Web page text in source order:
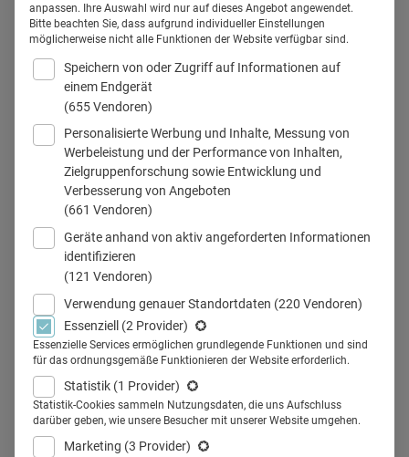
© iStock.com/Image Source
Teilen
Vor über einem Jahr trat das
Antikorruptionsgesetz in Kraft,
und mit ihm kam die
Verunsicherung, was die Industrie
anpassen. Ihre Auswahl wird nur auf dieses Angebot angewendet.
Bitte beachten Sie, dass aufgrund individueller Einstellungen
möglicherweise nicht alle Funktionen der Website verfügbar sind.
Speichern von oder Zugriff auf Informationen auf
einem Endgerät
(655 Vendoren)
Personalisierte Werbung und Inhalte, Messung von
Werbeleistung und der Performance von Inhalten,
Zielgruppenforschung sowie Entwicklung und
Verbesserung von Angeboten
(661 Vendoren)
Geräte anhand von aktiv angeforderten Informationen
identifizieren
(121 Vendoren)
Verwendung genauer Standortdaten (220 Vendoren)
Essenziell
(2 Provider)
Essenzielle Services ermöglichen grundlegende Funktionen und sind
für das ordnungsgemäße Funktionieren der Website erforderlich.
Statistik (1 Provider)
Statistik-Cookies sammeln Nutzungsdaten, die uns Aufschluss
darüber geben, wie unsere Besucher mit unserer Website umgehen.
Marketing (3 Provider)